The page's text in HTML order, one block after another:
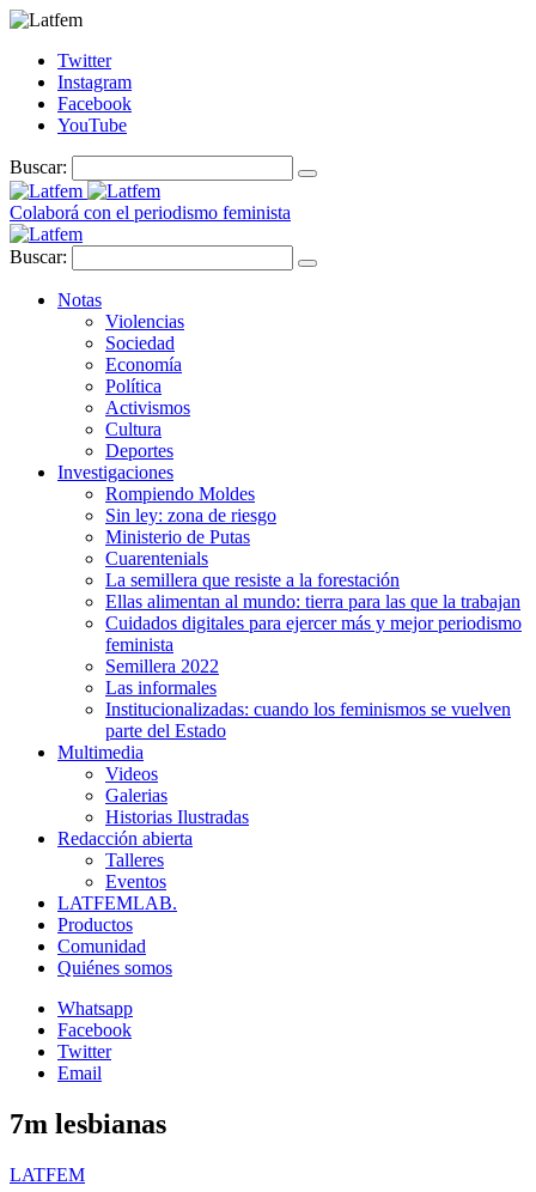
Twitter
Instagram
Facebook
YouTube
Buscar:
Colaborá con el periodismo feminista
Buscar:
Notas
Violencias
Sociedad
Economía
Política
Activismos
Cultura
Deportes
Investigaciones
Rompiendo Moldes
Sin ley: zona de riesgo
Ministerio de Putas
Cuarentenials
La semillera que resiste a la forestación
Ellas alimentan al mundo: tierra para las que la trabajan
Cuidados digitales para ejercer más y mejor periodismo
feminista
Semillera 2022
Las informales
Institucionalizadas: cuando los feminismos se vuelven
parte del Estado
Multimedia
Videos
Galerias
Historias Ilustradas
Redacción abierta
Talleres
Eventos
LATFEMLAB.
Productos
Comunidad
Quiénes somos
Whatsapp
Facebook
Twitter
Email
7m lesbianas
LATFEM